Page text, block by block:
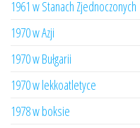
1961 w Stanach Zjednoczonych
1970 w Azji
1970 w Bułgarii
1970 w lekkoatletyce
1978 w boksie